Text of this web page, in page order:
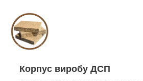
Корпус виробу ДСП